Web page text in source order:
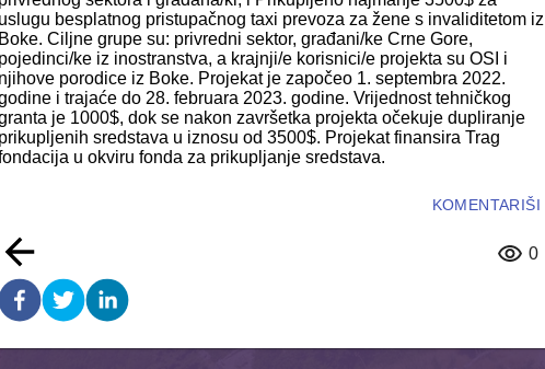
uslugu besplatnog pristupačnog taxi prevoza za žene s invaliditetom iz
Boke. Ciljne grupe su: privredni sektor, građani/ke Crne Gore,
pojedinci/ke iz inostranstva, a krajnji/e korisnici/e projekta su OSI i
njihove porodice iz Boke. Projekat je započeo 1. septembra 2022.
i trajaće do 28. februara 2023. godine. Vrijednost tehničkog
je 1000$, dok se nakon završetka projekta očekuje dupliranje
prikupljenih sredstava u iznosu od 3500$. Projekat finansira Trag
u okviru fonda za prikupljanje sredstava.
KOMENTARIŠI
0